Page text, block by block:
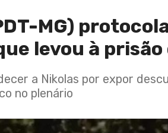
MG)
levou à
a Nikolas por expor
no plenário